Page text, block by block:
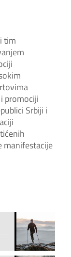
tim
promociji
Srbiji i
manifestacije